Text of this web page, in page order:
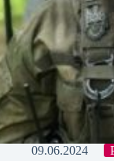
09.06.2024